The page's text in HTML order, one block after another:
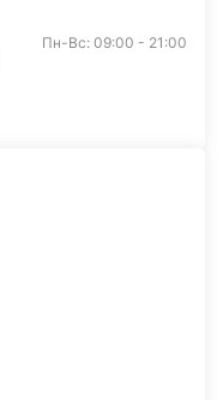
Пн-Вс: 09:00 - 21:00